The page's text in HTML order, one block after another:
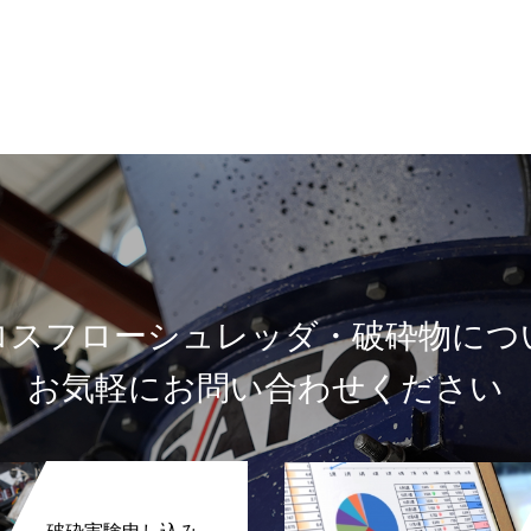
スフローシュレッダ・破砕物につ
お気軽にお問い合わせください